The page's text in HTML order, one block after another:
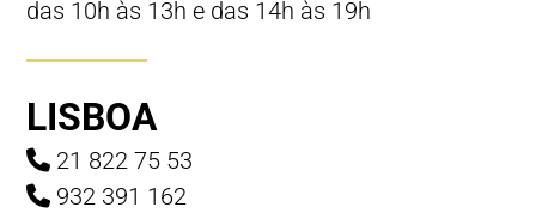
das 10h às 13h e das 14h às 19h
LISBOA
21 822 75 53
932 391 162